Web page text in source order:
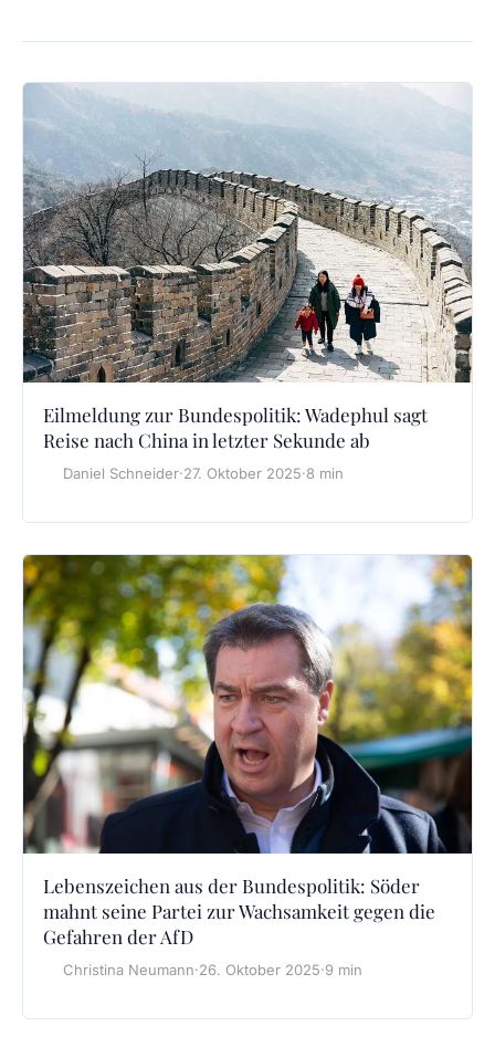
Eilmeldung zur Bundespolitik: Wadephul sagt
Reise nach China in letzter Sekunde ab
Daniel Schneider·27. Oktober 2025·8 min
Lebenszeichen aus der Bundespolitik: Söder
mahnt seine Partei zur Wachsamkeit gegen die
Gefahren der AfD
Christina Neumann·26. Oktober 2025·9 min